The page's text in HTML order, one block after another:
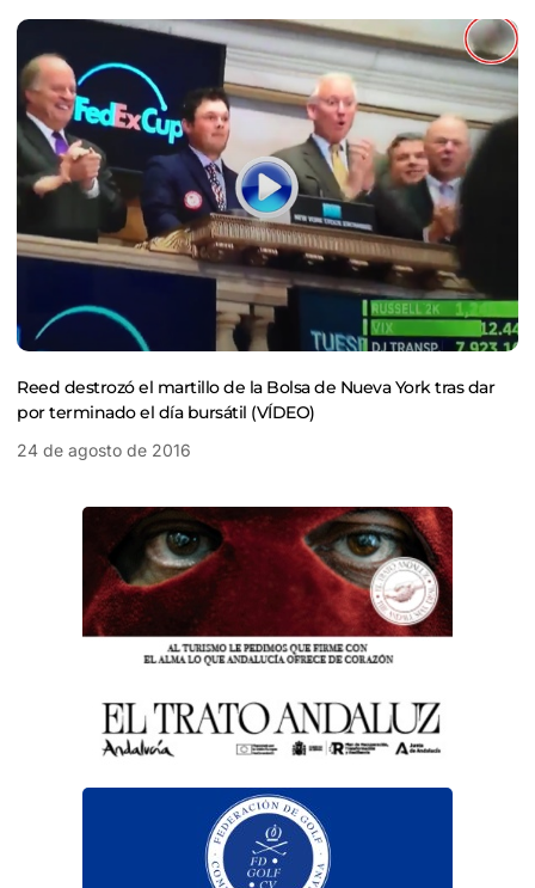
Reed destrozó el martillo de la Bolsa de Nueva York tras dar
por terminado el día bursátil (VÍDEO)
24 de agosto de 2016